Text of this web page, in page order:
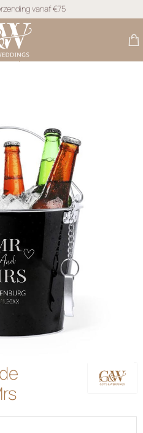
geleverd
Gepersonaliseerde IJsemmer